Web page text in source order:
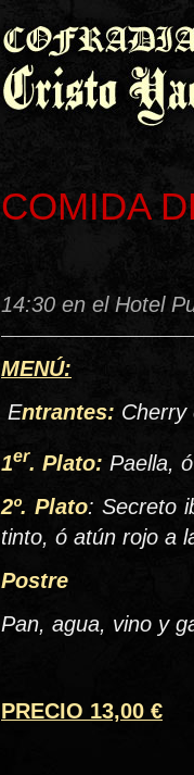
COMIDA
14:30 en el Hotel
MENÚ:
Entrantes: Cherry
1er. Plato: Paella,
2º. Plato: Secreto
tinto, ó atún rojo a
Postre
Pan, agua, vino y
PRECIO 13,00 €